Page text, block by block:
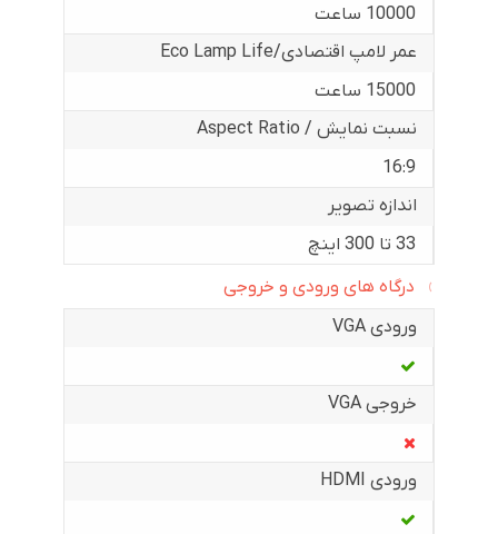
10000 ساعت
عمر لامپ اقتصادی/Eco Lamp Life
15000 ساعت
نسبت نمایش / Aspect Ratio
16:9
اندازه تصویر
33 تا 300 اینچ
درگاه های ورودی و خروجی
ورودی VGA
خروجی VGA
ورودی HDMI